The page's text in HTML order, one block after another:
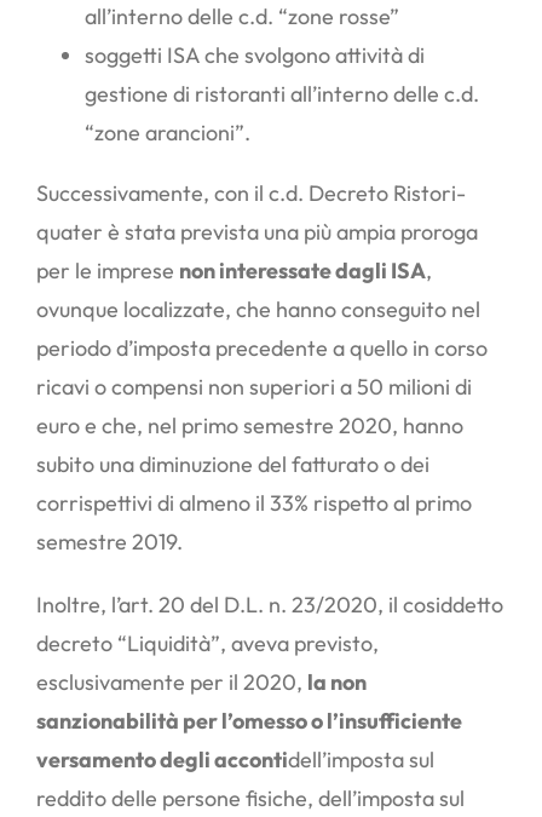
all’interno delle c.d. “zone rosse”
soggetti ISA che svolgono attività di
gestione di ristoranti all’interno delle c.d.
“zone arancioni”.
Successivamente, con il c.d. Decreto Ristori-
quater è stata prevista una più ampia proroga
per le imprese non interessate dagli ISA,
ovunque localizzate, che hanno conseguito nel
periodo d’imposta precedente a quello in corso
ricavi o compensi non superiori a 50 milioni di
euro e che, nel primo semestre 2020, hanno
subito una diminuzione del fatturato o dei
corrispettivi di almeno il 33% rispetto al primo
semestre 2019.
Inoltre, l’art. 20 del D.L. n. 23/2020, il cosiddetto
decreto “Liquidità”, aveva previsto,
esclusivamente per il 2020, la non
sanzionabilità per l’omesso o l’insufficiente
versamento degli accontidell’imposta sul
reddito delle persone fisiche, dell’imposta sul